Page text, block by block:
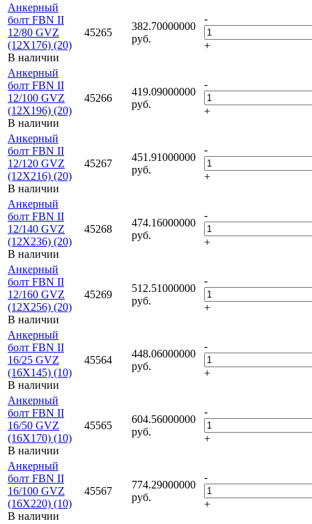
Анкерный
болт FBN II
12/80 GVZ
(12X176) (20)
В наличии
45265
382.70000000
руб.
-
+
Анкерный
болт FBN II
12/100 GVZ
(12X196) (20)
В наличии
45266
419.09000000
руб.
-
+
Анкерный
болт FBN II
12/120 GVZ
(12X216) (20)
В наличии
45267
451.91000000
руб.
-
+
Анкерный
болт FBN II
12/140 GVZ
(12X236) (20)
В наличии
45268
474.16000000
руб.
-
+
Анкерный
болт FBN II
12/160 GVZ
(12X256) (20)
В наличии
45269
512.51000000
руб.
-
+
Анкерный
болт FBN II
16/25 GVZ
(16X145) (10)
В наличии
45564
448.06000000
руб.
-
+
Анкерный
болт FBN II
16/50 GVZ
(16X170) (10)
В наличии
45565
604.56000000
руб.
-
+
Анкерный
болт FBN II
16/100 GVZ
(16X220) (10)
В наличии
45567
774.29000000
руб.
-
+